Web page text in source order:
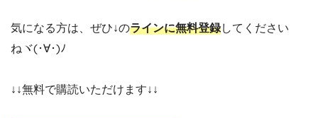
気になる方は、ぜひ↓のラインに無料登録してください
ねヾ(･∀･)ﾉ
↓↓無料で購読いただけます↓↓